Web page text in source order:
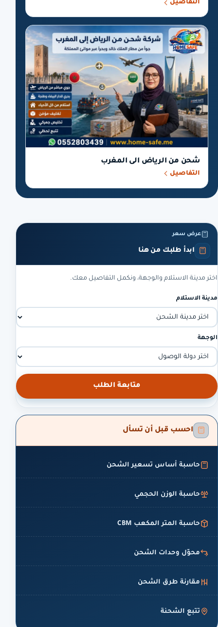
التفاصيل
شحن من الرياض الى المغرب
التفاصيل
عرض سعر
ابدأ طلبك من هنا
اختر مدينة الاستلام والوجهة، ونكمل التفاصيل معك.
مدينة الاستلام
الوجهة
متابعة الطلب
احسب قبل أن تسأل
حاسبة أساس تسعير الشحن
حاسبة الوزن الحجمي
حاسبة المتر المكعب CBM
محوّل وحدات الشحن
مقارنة طرق الشحن
تتبع الشحنة